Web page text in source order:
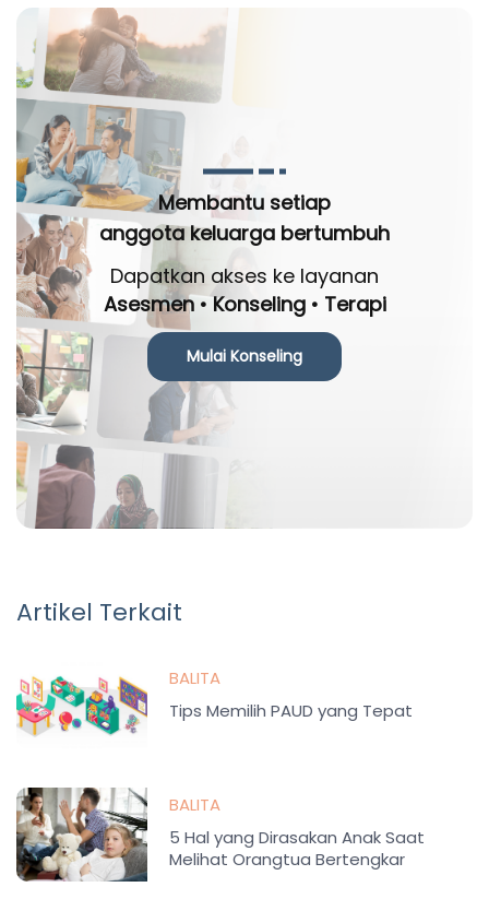
Membantu setiap
anggota keluarga bertumbuh
Dapatkan akses ke layanan
Asesmen • Konseling • Terapi
Mulai Konseling
Artikel Terkait
BALITA
Tips Memilih PAUD yang Tepat
BALITA
5 Hal yang Dirasakan Anak Saat
Melihat Orangtua Bertengkar